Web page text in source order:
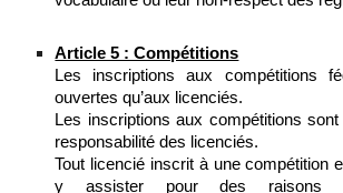
Article 5 : Compétitions
Les inscriptions aux compétitions
ouvertes qu’aux licenciés.
Les inscriptions aux compétitions
responsabilité des licenciés.
Tout licencié inscrit à une compétition
y assister pour des raisons